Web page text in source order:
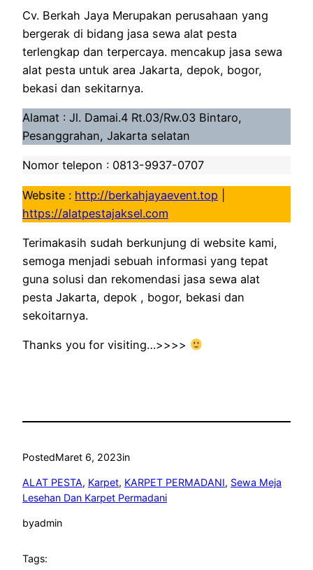
Cv. Berkah Jaya Merupakan perusahaan yang
bergerak di bidang jasa sewa alat pesta
terlengkap dan terpercaya. mencakup jasa sewa
alat pesta untuk area Jakarta, depok, bogor,
bekasi dan sekitarnya.
Alamat : Jl. Damai.4 Rt.03/Rw.03 Bintaro,
Pesanggrahan, Jakarta selatan
Nomor telepon : 0813-9937-0707
Website : http://berkahjayaevent.top
https://alatpestajaksel.com
Terimakasih sudah berkunjung di website kami,
semoga menjadi sebuah informasi yang tepat
guna solusi dan rekomendasi jasa sewa alat
pesta Jakarta, depok , bogor, bekasi dan
sekoitarnya.
Thanks you for visiting…>>>>
PostedMaret 6, 2023in
ALAT PESTA, Karpet, KARPET PERMADANI, Sewa Meja
Lesehan Dan Karpet Permadani
byadmin
Tags: